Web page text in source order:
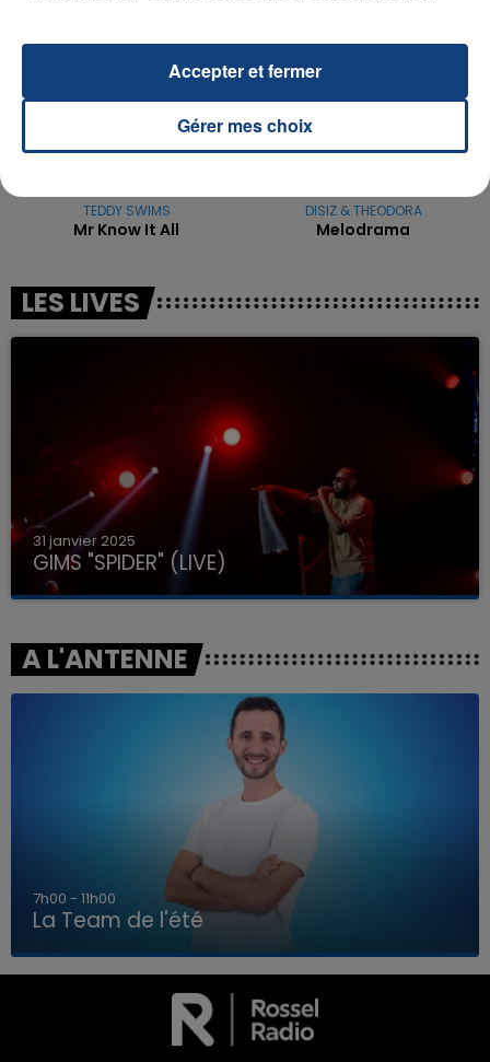
LA TEAM DE L'ÉTÉ
TEDDY SWIMS
Mr Know It All
DISIZ & THEODORA
Melodrama
LES LIVES
31 janvier 2025
GIMS "SPIDER" (LIVE)
A L'ANTENNE
7h00 - 11h00
La Team de l'été
Gérer mes choix
Accepter et fermer